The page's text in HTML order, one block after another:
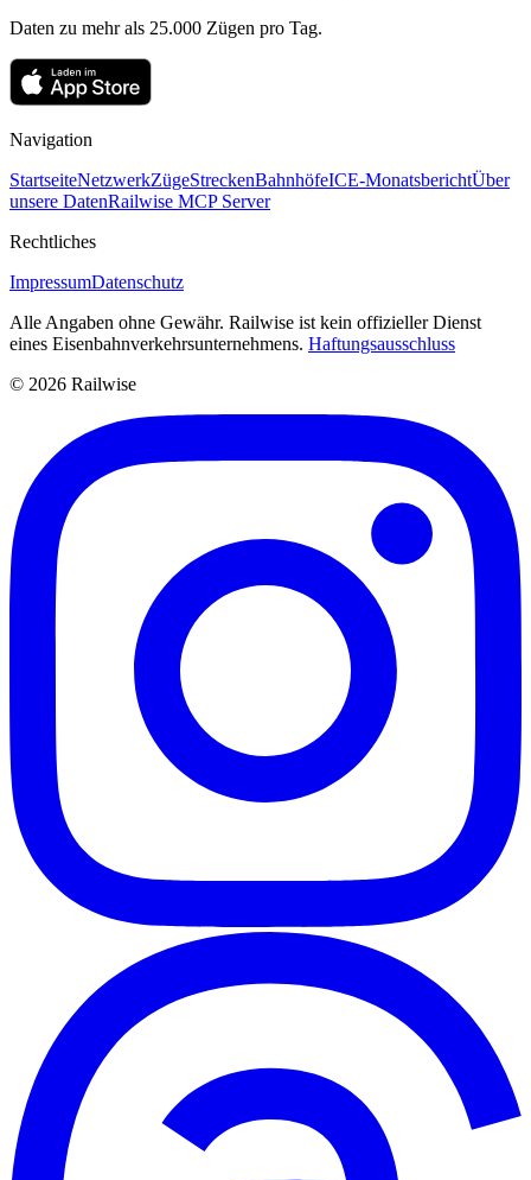
Daten zu mehr als 25.000 Zügen pro Tag.
Navigation
StartseiteNetzwerkZügeStreckenBahnhöfeICE-MonatsberichtÜber
unsere DatenRailwise MCP Server
Rechtliches
ImpressumDatenschutz
Alle Angaben ohne Gewähr. Railwise ist kein offizieller Dienst
eines Eisenbahnverkehrsunternehmens. Haftungsausschluss
© 2026 Railwise